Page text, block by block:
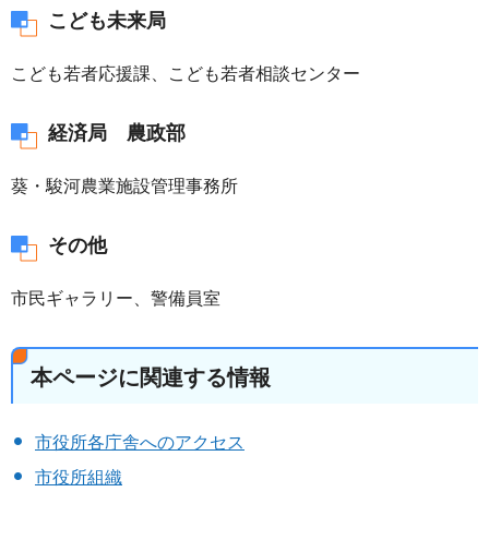
こども未来局
こども若者応援課、こども若者相談センター
経済局 農政部
葵・駿河農業施設管理事務所
その他
市民ギャラリー、警備員室
本ページに関連する情報
市役所各庁舎へのアクセス
市役所組織